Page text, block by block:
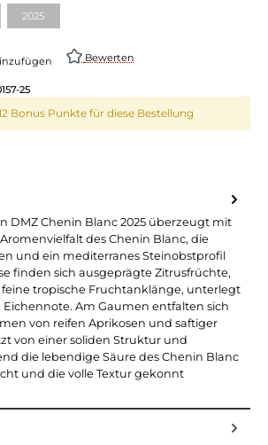
nicht verfügbar.)
Option ist zurzeit nicht verfügbar.)
2025(Diese Option ist zurzeit nicht verfügbar.)
Bewerten
25
Bonus Punkte für diese Bestellung
DMZ Chenin Blanc 2025 überzeugt mit
des Chenin Blanc, die
und ein mediterranes Steinobstprofil
finden sich ausgeprägte Zitrusfrüchte,
tropische Fruchtanklänge, unterlegt
Am Gaumen entfalten sich
von reifen Aprikosen und saftiger
von einer soliden Struktur und
die lebendige Säure des Chenin Blanc
und die volle Textur gekonnt